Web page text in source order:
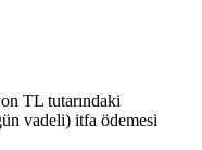
TL tutarındaki
vadeli) itfa ödemesi